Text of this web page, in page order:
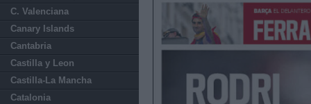
C. Valenciana
Canary Islands
Cantabria
Castilla y Leon
Castilla-La Mancha
Catalonia